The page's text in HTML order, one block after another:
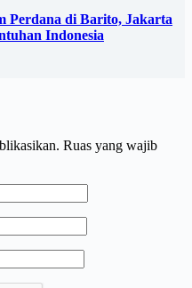
Perdana di Barito, Jakarta
Indonesia
Ruas yang wajib